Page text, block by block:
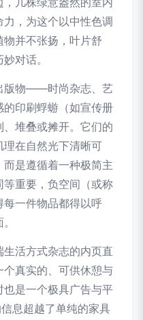
，为这个以中性色调
并不张扬，叶片舒
对话。
版物——时尚杂志、艺
印刷蜉蝣（如宣传册
堆叠或摊开。它们的
在自然光下清晰可
是遵循着一种极简主
等重要，负空间（或称
一件物品都得以呼
活方式杂志的内页直
真实的、可供休憩与
是一个极具广告与平
息超越了单纯的家具